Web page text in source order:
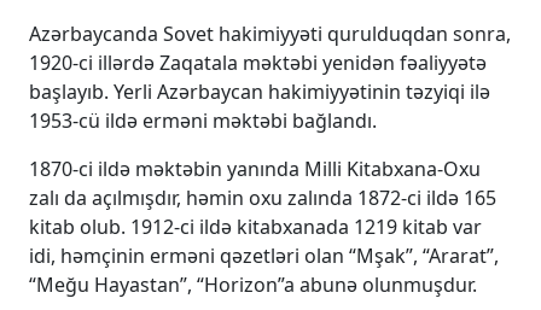
Azərbaycanda Sovet hakimiyyəti qurulduqdan sonra,
1920-ci illərdə Zaqatala məktəbi yenidən fəaliyyətə
başlayıb. Yerli Azərbaycan hakimiyyətinin təzyiqi ilə
1953-cü ildə erməni məktəbi bağlandı.
1870-ci ildə məktəbin yanında Milli Kitabxana-Oxu
zalı da açılmışdır, həmin oxu zalında 1872-ci ildə 165
kitab olub. 1912-ci ildə kitabxanada 1219 kitab var
idi, həmçinin erməni qəzetləri olan “Mşak”, “Ararat”,
“Meğu Hayastan”, “Horizon”a abunə olunmuşdur.